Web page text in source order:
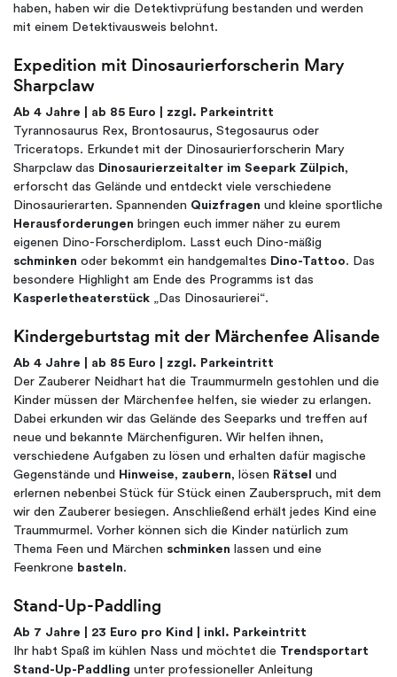
haben, haben wir die Detektivprüfung bestanden und werden
mit einem Detektivausweis belohnt.
Expedition mit Dinosaurierforscherin Mary
Sharpclaw
Ab 4 Jahre | ab 85 Euro | zzgl. Parkeintritt
Tyrannosaurus Rex, Brontosaurus, Stegosaurus oder
Triceratops. Erkundet mit der Dinosaurierforscherin Mary
Sharpclaw das Dinosaurierzeitalter im Seepark Zülpich,
erforscht das Gelände und entdeckt viele verschiedene
Dinosaurierarten. Spannenden Quizfragen und kleine sportliche
Herausforderungen bringen euch immer näher zu eurem
eigenen Dino-Forscherdiplom. Lasst euch Dino-mäßig
schminken oder bekommt ein handgemaltes Dino-Tattoo. Das
besondere Highlight am Ende des Programms ist das
Kasperletheaterstück „Das Dinosaurierei“.
Kindergeburtstag mit der Märchenfee Alisande
Ab 4 Jahre | ab 85 Euro | zzgl. Parkeintritt
Der Zauberer Neidhart hat die Traummurmeln gestohlen und die
Kinder müssen der Märchenfee helfen, sie wieder zu erlangen.
Dabei erkunden wir das Gelände des Seeparks und treffen auf
neue und bekannte Märchenfiguren. Wir helfen ihnen,
verschiedene Aufgaben zu lösen und erhalten dafür magische
Gegenstände und Hinweise, zaubern, lösen Rätsel und
erlernen nebenbei Stück für Stück einen Zauberspruch, mit dem
wir den Zauberer besiegen. Anschließend erhält jedes Kind eine
Traummurmel. Vorher können sich die Kinder natürlich zum
Thema Feen und Märchen schminken lassen und eine
Feenkrone basteln.
Stand-Up-Paddling
Ab 7 Jahre | 23 Euro pro Kind | inkl. Parkeintritt
Ihr habt Spaß im kühlen Nass und möchtet die Trendsportart
Stand-Up-Paddling unter professioneller Anleitung